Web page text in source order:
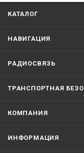
КАТАЛОГ
НАВИГАЦИЯ
РАДИОСВЯЗЬ
ТРАНСПОРТНАЯ
КОМПАНИЯ
ИНФОРМАЦИЯ